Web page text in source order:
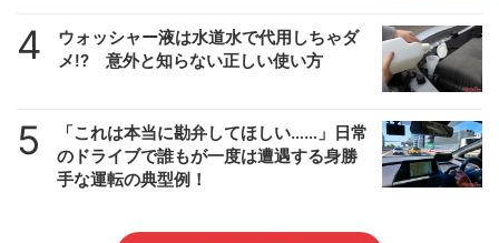
4
ウォッシャー液は水道水で代用しちゃダ
メ!? 意外と知らない正しい使い方
5
「これは本当に勘弁してほしい……」日常
のドライブで誰もが一度は遭遇する身勝
手な運転の典型例！